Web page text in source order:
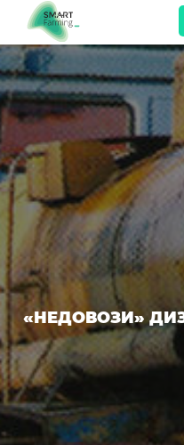
«НЕДОВОЗИ»